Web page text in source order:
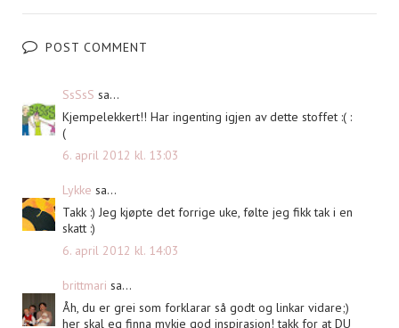
POST COMMENT
SsSsS sa...
Kjempelekkert!! Har ingenting igjen av dette stoffet :( :
(
6. april 2012 kl. 13:03
Lykke sa...
Takk :) Jeg kjøpte det forrige uke, følte jeg fikk tak i en
skatt :)
6. april 2012 kl. 14:03
brittmari sa...
Åh, du er grei som forklarar så godt og linkar vidare;)
her skal eg finna mykje god inspirasjon! takk for at DU